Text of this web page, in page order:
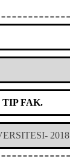
FAK.
2018